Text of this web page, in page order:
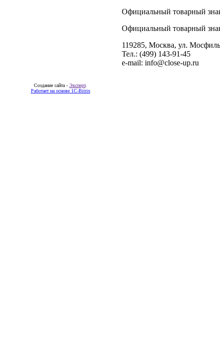
Официальный товарный
Официальный товарный
119285, Москва, ул.
Тел.: (499) 143-91-45
e-mail: info@close-up.ru
Создание сайта - Эксперт.
Работает на основе 1C-Bitrix